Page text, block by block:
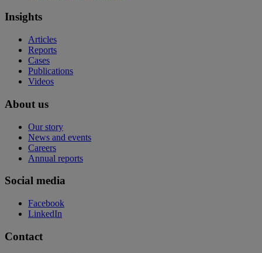
Insights
Articles
Reports
Cases
Publications
Videos
About us
Our story
News and events
Careers
Annual reports
Social media
Facebook
LinkedIn
Contact